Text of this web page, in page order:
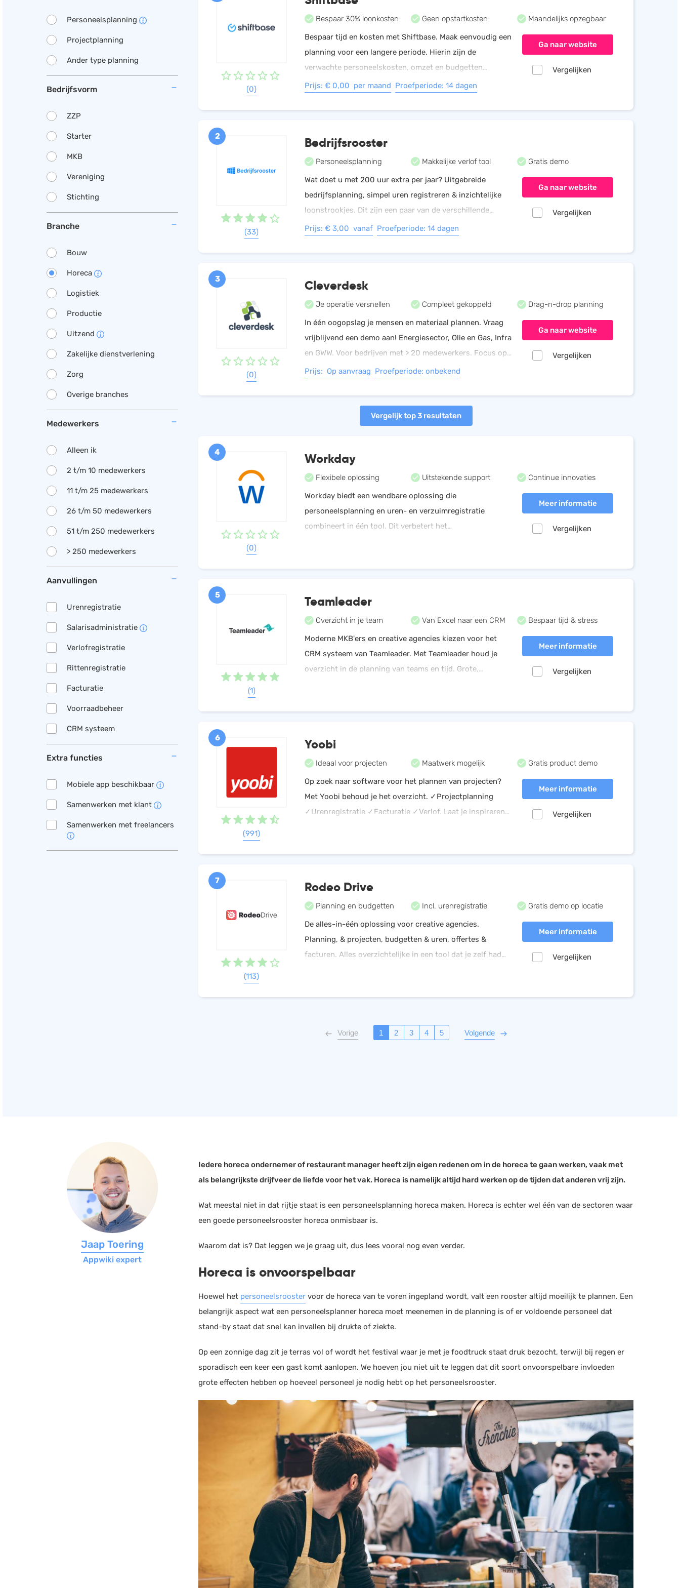
Salarisadministratie
Helpdesk
(0)
Bespaar 30% loonkosten Geen opstartkosten
Maandelijks opzegbaar
Bespaar tijd en kosten met Shiftbase. Maak eenvoudig een
planning voor een langere periode. Hierin zijn de
verwachte personeelskosten, omzet en budgetten
zichtbaar. Urenregistratie kan via de computer, app of
Prijs: € 0,00 per maand Proefperiode: 14 dagen
Ga naar website
Vergelijken
2
(33)
Bedrijfsrooster
Personeelsplanning Makkelijke verlof tool
Gratis demo
Wat doet u met 200 uur extra per jaar? Uitgebreide
bedrijfsplanning, simpel uren registreren & inzichtelijke
loonstrookjes. Dit zijn een paar van de verschillende
functionaliteiten van de alles-in-1 software van
Prijs: € 3,00 vanaf Proefperiode: 14 dagen
Ga naar website
Vergelijken
3
(0)
Cleverdesk
Je operatie versnellen Compleet gekoppeld
Drag-n-drop planning
In één oogopslag je mensen en materiaal plannen. Vraag
vrijblijvend een demo aan! Energiesector, Olie en Gas, Infra
en GWW. Voor bedrijven met > 20 medewerkers. Focus op
de Operatie, Services en Projecten.
Prijs: Op aanvraag Proefperiode: onbekend
Ga naar website
Vergelijken
Vergelijk top 3 resultaten
4
(0)
Workday
Flexibele oplossing Uitstekende support
Continue innovaties
Workday biedt een wendbare oplossing die
personeelsplanning en uren- en verzuimregistratie
combineert in één tool. Dit verbetert het
Meer informatie
Vergelijken
5
(1)
Teamleader
Overzicht in je team Van Excel naar een CRM
Bespaar tijd & stress
Moderne MKB'ers en creative agencies kiezen voor het
CRM systeem van Teamleader. Met Teamleader houd je
overzicht in de planning van teams en tijd. Grote,
Meer informatie
Vergelijken
6
(991)
Yoobi
Ideaal voor projecten Maatwerk mogelijk
Gratis product demo
Op zoek naar software voor het plannen van projecten?
Met Yoobi behoud je het overzicht. ✓Projectplanning
✓Urenregistratie ✓Facturatie ✓Verlof. Laat je inspireren
Meer informatie
Vergelijken
7
(113)
Rodeo Drive
Planning en budgetten Incl. urenregistratie
Gratis demo op locatie
De alles-in-één oplossing voor creative agencies.
Planning, & projecten, budgetten & uren, offertes &
facturen. Alles overzichtelijke in een tool dat je zelf had
Meer informatie
Vergelijken
Vorige 1 2 3 4 5 Volgende
Personeelsplanning
Projectplanning
Ander type planning
Bedrijfsvorm
ZZP
Starter
MKB
Vereniging
Stichting
Branche
Bouw
Horeca
Logistiek
Productie
Uitzend
Zakelijke dienstverlening
Zorg
Overige branches
Medewerkers
Alleen ik
2 t/m 10 medewerkers
11 t/m 25 medewerkers
26 t/m 50 medewerkers
51 t/m 250 medewerkers
> 250 medewerkers
Aanvullingen
Urenregistratie
Salarisadministratie
Verlofregistratie
Rittenregistratie
Facturatie
Voorraadbeheer
CRM systeem
Extra functies
Mobiele app beschikbaar
Samenwerken met klant
Samenwerken met freelancers
Iedere horeca ondernemer of restaurant manager heeft zijn eigen redenen om in de horeca te gaan werken, vaak met
als belangrijkste drijfveer de liefde voor het vak. Horeca is namelijk altijd hard werken op de tijden dat anderen vrij zijn.
Wat meestal niet in dat rijtje staat is een personeelsplanning horeca maken. Horeca is echter wel één van de sectoren waar
een goede personeelsrooster horeca onmisbaar is.
Waarom dat is? Dat leggen we je graag uit, dus lees vooral nog even verder.
Horeca is onvoorspelbaar
Hoewel het personeelsrooster voor de horeca van te voren ingepland wordt, valt een rooster altijd moeilijk te plannen. Een
belangrijk aspect wat een personeelsplanner horeca moet meenemen in de planning is of er voldoende personeel dat
stand-by staat dat snel kan invallen bij drukte of ziekte.
Op een zonnige dag zit je terras vol of wordt het festival waar je met je foodtruck staat druk bezocht, terwijl bij regen er
sporadisch een keer een gast komt aanlopen. We hoeven jou niet uit te leggen dat dit soort onvoorspelbare invloeden
grote effecten hebben op hoeveel personeel je nodig hebt op het personeelsrooster.
Jaap Toering
Appwiki expert